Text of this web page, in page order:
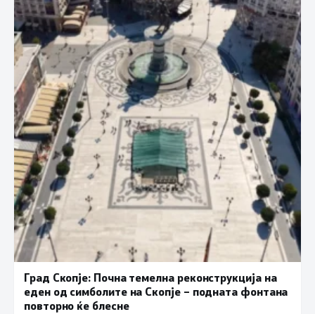
Град Скопје: Почна темелна реконструкција на
еден од симболите на Скопје – подната фонтана
повторно ќе блесне